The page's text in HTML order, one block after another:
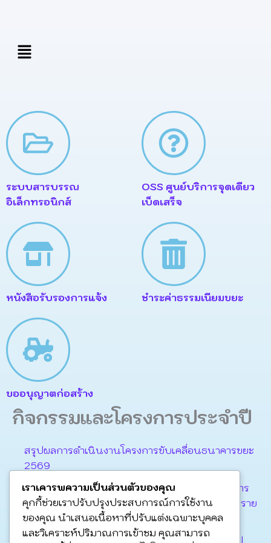
เมนู
ระบบสารบรรณ
อิเล็กทรอนิกส์
OSS ศูนย์บริการจุดเดียว
เบ็ดเสร็จ
หนังสือรับรองการแจ้ง ชำระค่าธรรมเนียมขยะ
ขออนุญาตก่อสร้าง
กิจกรรมและโครงการประจำปี
สรุปผลการดำเนินงานโครงการขับเคลื่อนธนาคารขยะ
2569
รายงานการเปิดโอกาศการมีส่วนร่วม โครงการจัดการ
แข่งขันกีฬา ฟุตบอล 7 คน “เทศบาลตำบลละหานทราย
คัพ ครั้งที่ 5 ประจำปีงบประมาณ 2568”
เราเคารพความเป็นส่วนตัวของคุณ
คุกกี้ช่วยเราปรับปรุงประสบการณ์การใช้งาน
ของคุณ นำเสนอเนื้อหาที่ปรับแต่งเฉพาะบุคคล
และวิเคราะห์ปริมาณการเข้าชม คุณสามารถ